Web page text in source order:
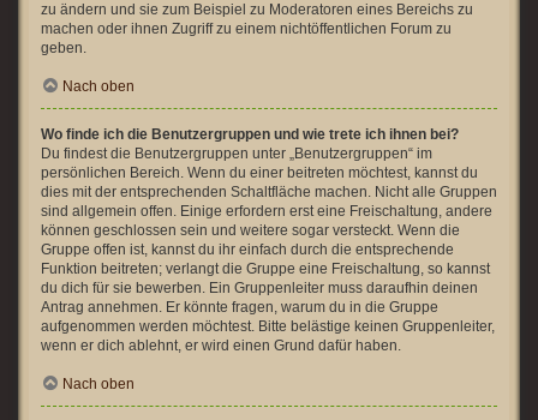
zu ändern und sie zum Beispiel zu Moderatoren eines Bereichs zu
machen oder ihnen Zugriff zu einem nichtöffentlichen Forum zu
geben.
Nach oben
Wo finde ich die Benutzergruppen und wie trete ich ihnen bei?
Du findest die Benutzergruppen unter „Benutzergruppen“ im
persönlichen Bereich. Wenn du einer beitreten möchtest, kannst du
dies mit der entsprechenden Schaltfläche machen. Nicht alle Gruppen
sind allgemein offen. Einige erfordern erst eine Freischaltung, andere
können geschlossen sein und weitere sogar versteckt. Wenn die
Gruppe offen ist, kannst du ihr einfach durch die entsprechende
Funktion beitreten; verlangt die Gruppe eine Freischaltung, so kannst
du dich für sie bewerben. Ein Gruppenleiter muss daraufhin deinen
Antrag annehmen. Er könnte fragen, warum du in die Gruppe
aufgenommen werden möchtest. Bitte belästige keinen Gruppenleiter,
wenn er dich ablehnt, er wird einen Grund dafür haben.
Nach oben